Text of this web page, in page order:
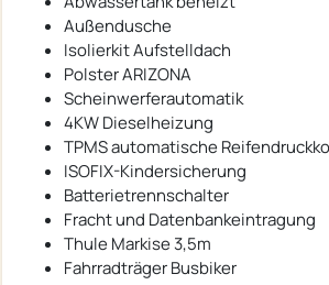
Außendusche
Isolierkit Aufstelldach
Polster ARIZONA
Scheinwerferautomatik
4KW Dieselheizung
TPMS automatische
ISOFIX-Kindersicherung
Batterietrennschalter
Fracht und Datenbankeintragung
Thule Markise 3,5m
Fahrradträger Busbiker